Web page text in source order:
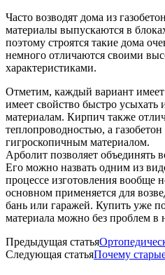
Часто возводят дома из
материалы выпускаются в
поэтому строятся такие дома
немного отличаются своими
характеристиками.
Отметим, каждый вариант имеет
имеет свойство быстро
материалам. Кирпич также
теплопроводностью, а
гигроскопичным материалом.
Арболит позволяет объединять
Его можно назвать одним из
процессе изготовления вообще
основном применяется для
бань или гаражей. Купить уже
материала можно без проблем в
Предыдущая статья
Следующая статьяПочему